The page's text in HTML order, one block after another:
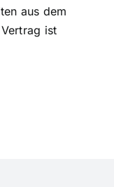
aus dem
ist